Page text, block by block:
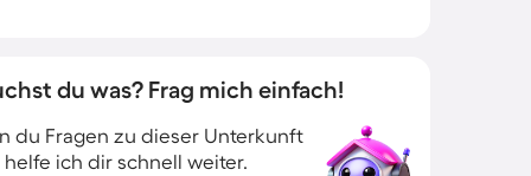
du was? Frag mich einfach!
du Fragen zu dieser Unterkunft
helfe ich dir schnell weiter.